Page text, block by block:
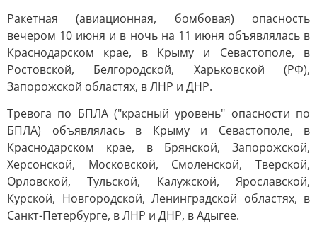
Ракетная (авиационная, бомбовая) опасность
вечером 10 июня и в ночь на 11 июня объявлялась в
Краснодарском крае, в Крыму и Севастополе, в
Ростовской, Белгородской, Харьковской (РФ),
Запорожской областях, в ЛНР и ДНР.
Тревога по БПЛА ("красный уровень" опасности по
БПЛА) объявлялась в Крыму и Севастополе, в
Краснодарском крае, в Брянской, Запорожской,
Херсонской, Московской, Смоленской, Тверской,
Орловской, Тульской, Калужской, Ярославской,
Курской, Новгородской, Ленинградской областях, в
Санкт-Петербурге, в ЛНР и ДНР, в Адыгее.